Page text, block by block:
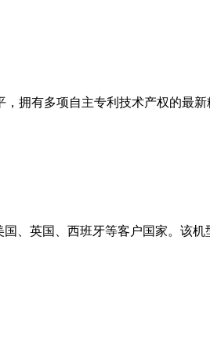
拥有多项自主专利技术产权的最
、英国、西班牙等客户国家。该